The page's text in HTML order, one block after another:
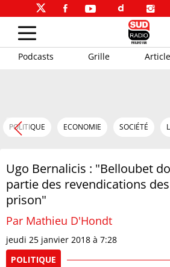
Podcasts Grille
POLITIQUE ECONOMIE SOCIÉTÉ
Ugo Bernalicis : "Belloubet
partie des revendications
prison"
Par Mathieu D'Hondt
jeudi 25 janvier 2018 à 7:28
POLITIQUE